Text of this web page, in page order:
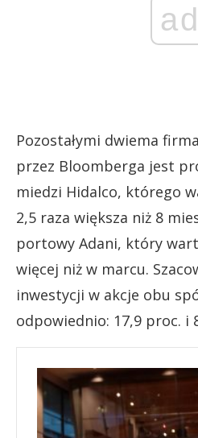
ad
Pozostałymi dwiema
przez Bloomberga jest
miedzi Hidalco, którego
2,5 raza większa niż 8
portowy Adani, który
więcej niż w marcu.
inwestycji w akcje obu
odpowiednio: 17,9 proc. i